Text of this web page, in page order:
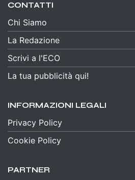
CONTATTI
Chi Siamo
La Redazione
Scrivi a l'ECO
La tua pubblicità qui!
INFORMAZIONI LEGALI
Privacy Policy
Cookie Policy
PARTNER